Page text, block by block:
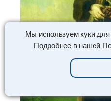
Мы используем куки для
Подробнее в нашей